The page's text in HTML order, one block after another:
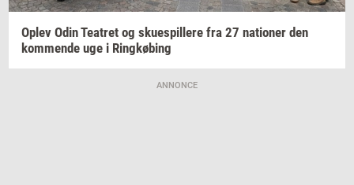
Oplev OdinTe­a­tret og sku­e­spil­le­re fra 27 na­tio­ner den
kom­men­de uge i Ring­kø­bing
ANNONCE